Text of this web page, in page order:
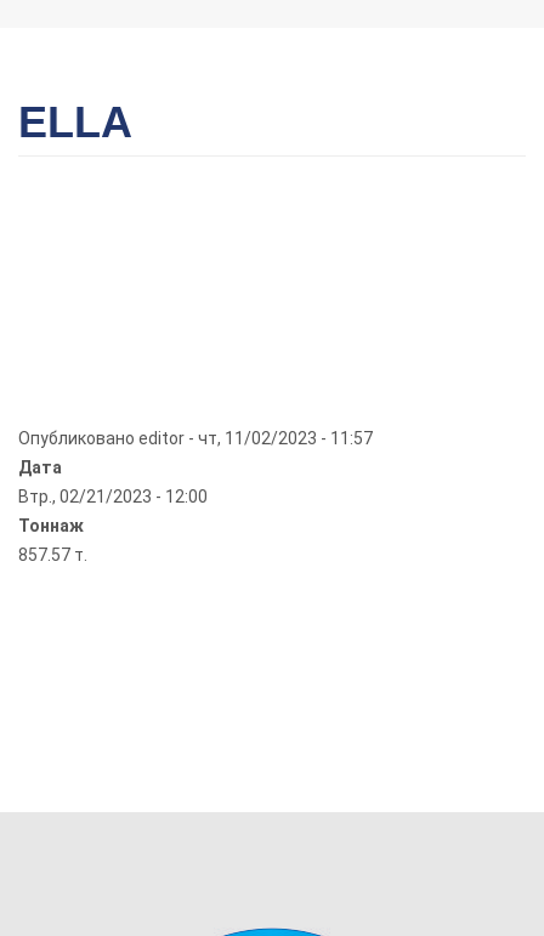
ELLA
Опубликовано editor - чт, 11/02/2023 - 11:57
Дата
Втр., 02/21/2023 - 12:00
Тоннаж
857.57 т.